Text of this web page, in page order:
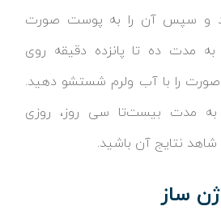
و سپس آن را به پوست صورت
به مدت ده تا پانزده دقیقه روی
را با آب ولرم شستشو دهید.
به مدت بیست‌تا سی روز، روزی
شاهد نتایج آن باشید.
ساز